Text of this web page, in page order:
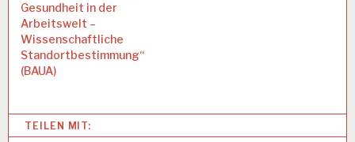
Gesundheit in der
Arbeitswelt –
Wissenschaftliche
Standortbestimmung“
(BAUA)
Categories:
TEILEN MIT: